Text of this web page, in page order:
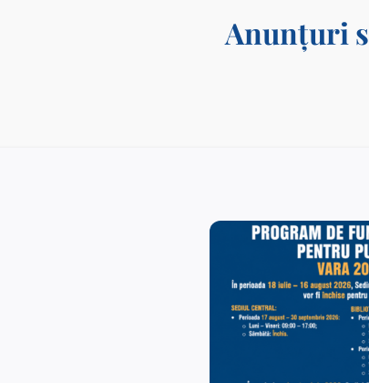
Anunțuri
de 30 martie
Rezultate finale – postul
Administrativ. Tehnic.